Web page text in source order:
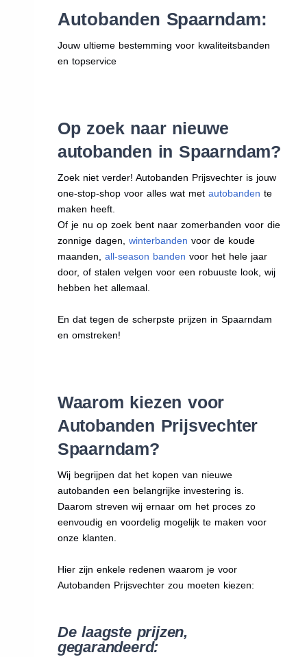
Autobanden Spaarndam:
Jouw ultieme bestemming voor kwaliteitsbanden
en topservice
Op zoek naar nieuwe
autobanden in Spaarndam?
Zoek niet verder! Autobanden Prijsvechter is jouw
one-stop-shop voor alles wat met autobanden te
maken heeft.
Of je nu op zoek bent naar zomerbanden voor die
zonnige dagen, winterbanden voor de koude
maanden, all-season banden voor het hele jaar
door, of stalen velgen voor een robuuste look, wij
hebben het allemaal.
En dat tegen de scherpste prijzen in Spaarndam
en omstreken!
Waarom kiezen voor
Autobanden Prijsvechter
Spaarndam?
Wij begrijpen dat het kopen van nieuwe
autobanden een belangrijke investering is.
Daarom streven wij ernaar om het proces zo
eenvoudig en voordelig mogelijk te maken voor
onze klanten.
Hier zijn enkele redenen waarom je voor
Autobanden Prijsvechter zou moeten kiezen:
De laagste prijzen,
gegarandeerd: